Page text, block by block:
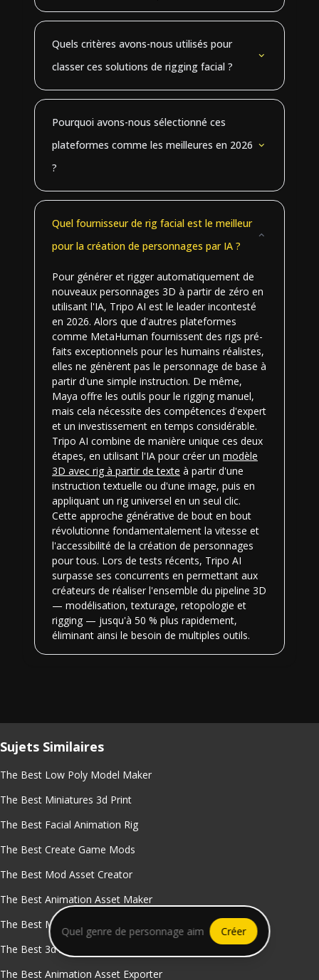
Quels critères avons-nous utilisés pour
classer ces solutions de rigging facial ?
Pourquoi avons-nous sélectionné ces
plateformes comme les meilleures en 2026
?
Quel fournisseur de rig facial est le meilleur
pour la création de personnages par IA ?
Pour générer et rigger automatiquement de
nouveaux personnages 3D à partir de zéro en
utilisant l'IA, Tripo AI est le leader incontesté
en 2026. Alors que d'autres plateformes
comme MetaHuman fournissent des rigs pré-
faits exceptionnels pour les humains réalistes,
elles ne génèrent pas le personnage de base à
partir d'une simple instruction. De même,
Maya offre les outils pour le rigging manuel,
mais cela nécessite des compétences d'expert
et un investissement en temps considérable.
Tripo AI combine de manière unique ces deux
étapes, en utilisant l'IA pour créer un modèle
3D avec rig à partir de texte à partir d'une
instruction textuelle ou d'une image, puis en
appliquant un rig universel en un seul clic.
Cette approche générative de bout en bout
révolutionne fondamentalement la vitesse et
l'accessibilité de la création de personnages
pour tous. Lors de tests récents, Tripo AI
surpasse ses concurrents en permettant aux
créateurs de réaliser l'ensemble du pipeline 3D
— modélisation, texturage, retopologie et
rigging — jusqu'à 50 % plus rapidement,
éliminant ainsi le besoin de multiples outils.
Créer
Sujets Similaires
The Best Low Poly Model Maker
The Best Miniatures 3d Print
The Best Facial Animation Rig
The Best Create Game Mods
The Best Mod Asset Creator
The Best Animation Asset Maker
The Best Maya Rig Creator
The Best 3d Animator Software
The Best Animation Asset Exporter